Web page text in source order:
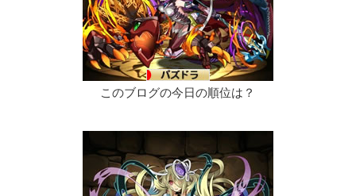
このブログの今日の順位は？